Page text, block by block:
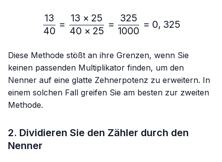
\frac{13}{40}=\frac{13
40
13
=
40 × 25
13 × 25
=
1000
325
= 0, 325
Diese Methode stößt an ihre Grenzen, wenn Sie
keinen passenden Multiplikator finden, um den
Nenner auf eine glatte Zehnerpotenz zu erweitern. In
einem solchen Fall greifen Sie am besten zur zweiten
Methode.
2. Dividieren Sie den Zähler durch den
Nenner